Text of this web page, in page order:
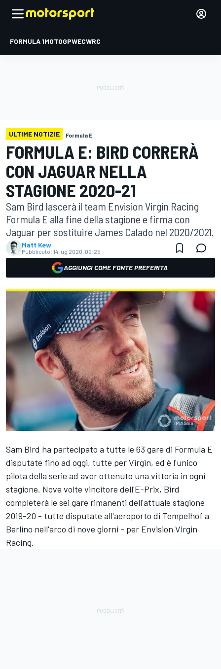
FORMULA 1MOTOGPWECWRC
ULTIME NOTIZIE Formula E
FORMULA E: BIRD CORRERÀ
CON JAGUAR NELLA
STAGIONE 2020-21
Sam Bird lascerà il team Envision Virgin Racing
Formula E alla fine della stagione e firma con
Jaguar per sostituire James Calado nel 2020/2021.
Matt Kew
Pubblicato: 14 lug 2020, 09:25
AGGIUNGI COME FONTE PREFERITA
Sam Bird ha partecipato a tutte le 63 gare di Formula E
disputate fino ad oggi, tutte per Virgin, ed è l'unico
pilota della serie ad aver ottenuto una vittoria in ogni
stagione. Nove volte vincitore dell'E-Prix, Bird
completerà le sei gare rimanenti dell'attuale stagione
2019-20 - tutte disputate all'aeroporto di Tempelhof a
Berlino nell'arco di nove giorni - per Envision Virgin
Racing.